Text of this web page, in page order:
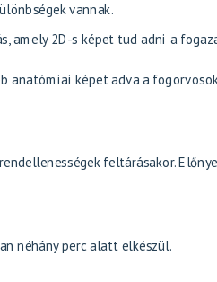
vannak.
amely 2D-s képet tud adni a
anatómiai képet adva a
feltárásakor.
néhány perc alatt elkészül.